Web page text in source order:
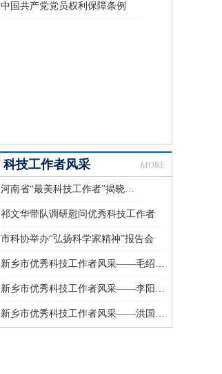
中国共产党党员权利保障条例
科技工作者风采 MORE
河南省“最美科技工作者”揭晓！新乡一人上榜
祁文华带队调研慰问优秀科技工作者
市科协举办“弘扬科学家精神”报告会
新乡市优秀科技工作者风采——毛绍伟、明立德、王栋
新乡市优秀科技工作者风采——李阳、李静宇、刘琴
新乡市优秀科技工作者风采——洪国庆、侯海兰、李华